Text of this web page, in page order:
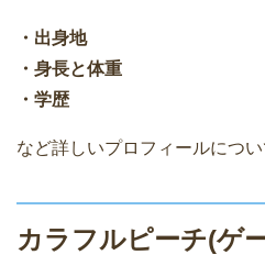
・出身地
・身長と体重
・学歴
など詳しいプロフィールについ
カラフルピーチ(ゲ